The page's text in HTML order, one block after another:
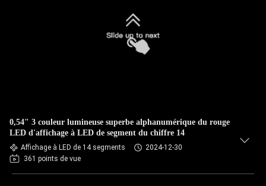
0,54" 3 couleur lumineuse superbe alphanumérique du rouge
LED d'affichage à LED de segment du chiffre 14
Affichage à LED de 14 segments
2024-12-30
361 points de vue